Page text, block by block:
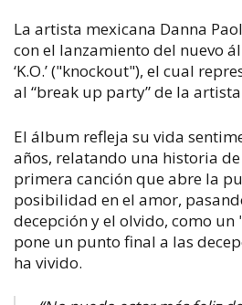
La artista mexicana Danna
con el lanzamiento del nuevo
‘K.O.’ ("knockout"), el cual
al “break up party” de la
El álbum refleja su vida
años, relatando una historia
primera canción que abre la
posibilidad en el amor,
decepción y el olvido, como
pone un punto final a las
ha vivido.